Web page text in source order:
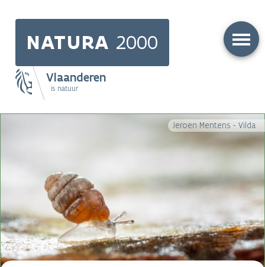
NATURA 2000
Vlaanderen
is natuur
Main
Jeroen Mentens - Vilda